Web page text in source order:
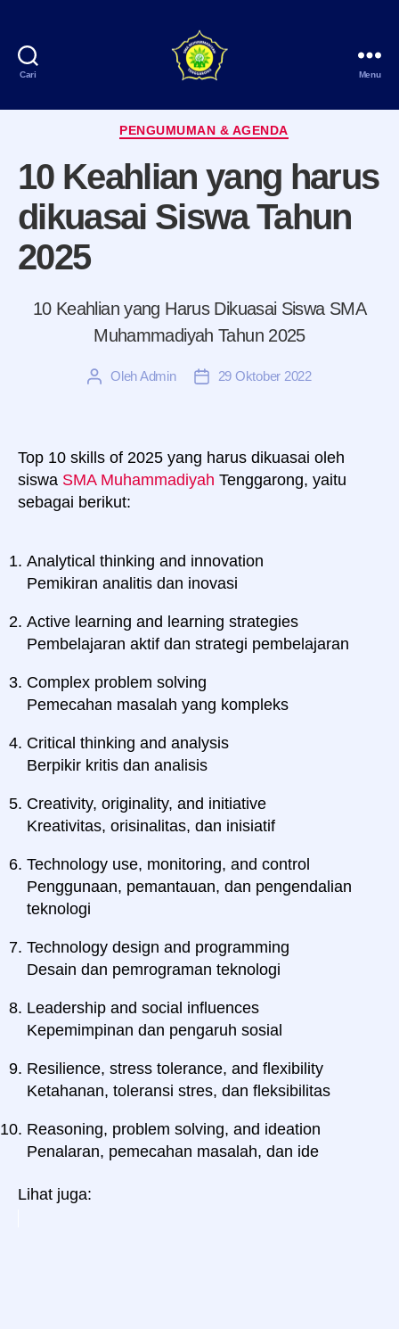
Cari
Muhammadiyah
Tenggarong
Menu
Kategori
PENGUMUMAN & AGENDA
10 Keahlian yang harus
dikuasai Siswa Tahun
2025
10 Keahlian yang Harus Dikuasai Siswa SMA
Muhammadiyah Tahun 2025
Penulis
OlehAdmin
Tanggal
29 Oktober 2022
Top 10 skills of 2025 yang harus dikuasai oleh
siswa SMA Muhammadiyah Tenggarong, yaitu
sebagai berikut:
Analytical thinking and innovation
Pemikiran analitis dan inovasi
Active learning and learning strategies
Pembelajaran aktif dan strategi pembelajaran
Complex problem solving
Pemecahan masalah yang kompleks
Critical thinking and analysis
Berpikir kritis dan analisis
Creativity, originality, and initiative
Kreativitas, orisinalitas, dan inisiatif
Technology use, monitoring, and control
Penggunaan, pemantauan, dan pengendalian
teknologi
Technology design and programming
Desain dan pemrograman teknologi
Leadership and social influences
Kepemimpinan dan pengaruh sosial
Resilience, stress tolerance, and flexibility
Ketahanan, toleransi stres, dan fleksibilitas
Reasoning, problem solving, and ideation
Penalaran, pemecahan masalah, dan ide
Lihat juga: